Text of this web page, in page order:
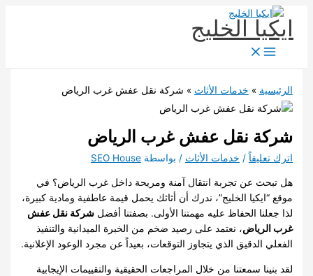
تخطي
المحتوى
ايكيا الخليج
الرئيسية خدمات الأثاث شركة نقل عفش غرب الرياض
شركة نقل عفش غرب الرياض
اترك تعليقاً / خدمات الأثاث / بواسطة SEO House
هل تبحث عن تجربة انتقال آمنة ومريحة داخل غرب الرياض؟ في
موقع “ايكيا الخليج”، ندرك أن أثاثك يحمل قيمة عاطفية ومادية كبيرة،
لذا جعلنا الحفاظ عليه مهمتنا الأولى. بصفتنا أفضلشركة نقل عفش
غرب الرياض، نعتمد على رصيد ضخم من الخبرة الميدانية والتنفيذ
الفعلي الدقيق الذي يتجاوز التوقعات، بعيداً عن مجرد الوعود الإعلانية.
لقد بنينا سمعتنا من خلال المراجعات الحقيقية والتقييمات الإيجابية